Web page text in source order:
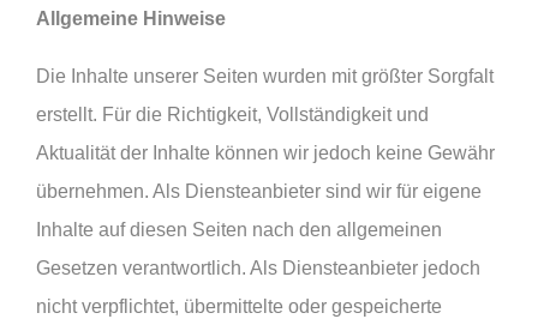
Allgemeine Hinweise
Die Inhalte unserer Seiten wurden mit größter Sorgfalt
erstellt. Für die Richtigkeit, Vollständigkeit und
Aktualität der Inhalte können wir jedoch keine Gewähr
übernehmen. Als Diensteanbieter sind wir für eigene
Inhalte auf diesen Seiten nach den allgemeinen
Gesetzen verantwortlich. Als Diensteanbieter jedoch
nicht verpflichtet, übermittelte oder gespeicherte